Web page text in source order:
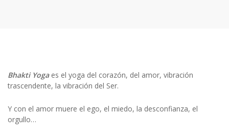
Bhakti Yoga es el yoga del corazón, del amor, vibración
trascendente, la vibración del Ser.
Y con el amor muere el ego, el miedo, la desconfianza, el
orgullo…